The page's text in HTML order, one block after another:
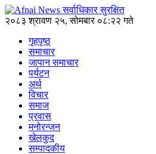
२०८३ श्रावण २५, सोमबार ०८:२२ गते
गृहपृष्ठ
समाचार
जापान समाचार
पर्यटन
अर्थ
विचार
समाज
प्रवास
मनोरन्जन
खेलकुद
सम्पादकीय